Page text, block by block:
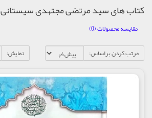
کتاب های سید مرتضی مجتهدی سیستانی
مقایسه محصولات (0)
مرتب کردن براساس:
نمایش: